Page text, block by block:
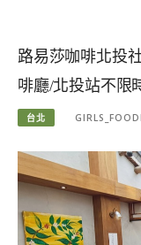
路易莎咖啡北投
啡廳/北投站不限
台北